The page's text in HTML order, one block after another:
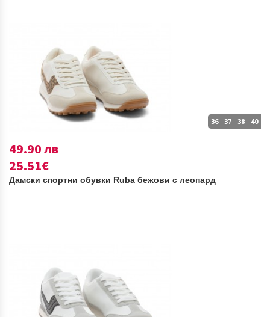
36 37 38 40
49.90 лв
25.51€
Дамски спортни обувки Ruba бежови с леопард